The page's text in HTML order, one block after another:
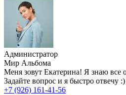
Администратор
Мир Альбома
Меня зовут Екатерина! Я знаю все
Задайте вопрос и я быстро отвечу :)
+7 (926) 161-41-56